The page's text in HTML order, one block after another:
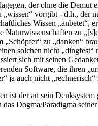
der ohne die Demut
„wissen“ vorgibt - d.h., der
Wissen „anbetet“,
Naturwissenschaften zu
„Schöpfer“ zu „danken“
solchen nicht „dingfest“
sich mit seinen
Software, die ihren
ja auch nicht „rechnerisch“
ist der an sein Denksystem
das Dogma/Paradigma